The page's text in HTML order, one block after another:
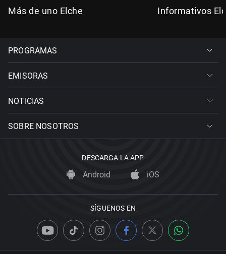
Más de uno Elche Informativos
PROGRAMAS
EMISORAS
NOTICIAS
SOBRE NOSOTROS
DESCARGA LA APP
Android iOS
SÍGUENOS EN